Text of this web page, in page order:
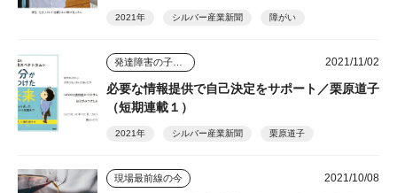
2021年 シルバー産業新聞 障がい
2021/11/02
必要な情報提供で自己決定をサポート／栗原道子
（短期連載１）
2021年 シルバー産業新聞 栗原道子
現場最前線の今 2021/10/08